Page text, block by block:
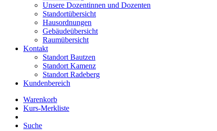
Unsere Dozentinnen und Dozenten
Standortübersicht
Hausordnungen
Gebäudeübersicht
Raumübersicht
Kontakt
Standort Bautzen
Standort Kamenz
Standort Radeberg
Kundenbereich
Warenkorb
Kurs-Merkliste
Suche